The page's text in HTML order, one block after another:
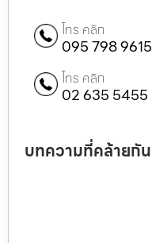
โทร คลิก
095 798 9615
โทร คลิก
02 635 5455
บทความที่คล้ายกัน